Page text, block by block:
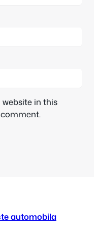
in this
automobila